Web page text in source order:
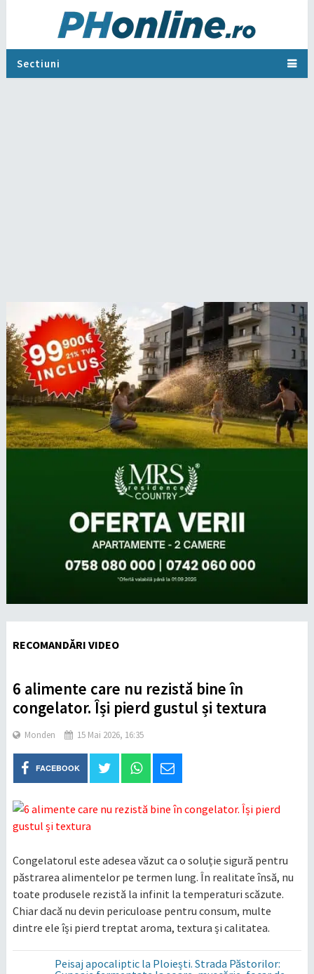
Sectiuni
RECOMANDĂRI VIDEO
6 alimente care nu rezistă bine în
congelator. Își pierd gustul și textura
Monden 15 Mai 2026, 16:35
FACEBOOK
Congelatorul este adesea văzut ca o soluție sigură pentru
păstrarea alimentelor pe termen lung. În realitate însă, nu
toate produsele rezistă la infinit la temperaturi scăzute.
Chiar dacă nu devin periculoase pentru consum, multe
dintre ele își pierd treptat aroma, textura și calitatea.
Peisaj apocaliptic la Ploiești. Strada Păstorilor: